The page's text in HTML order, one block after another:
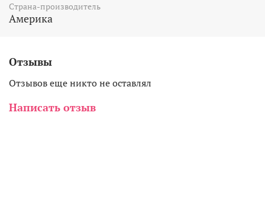
Страна-производитель
Америка
Отзывы
Отзывов еще никто не оставлял
Написать отзыв